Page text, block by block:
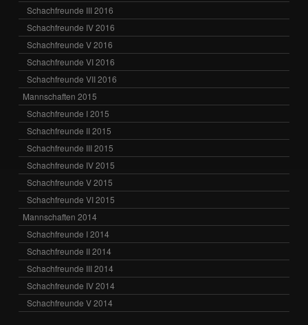
Schachfreunde III 2016
Schachfreunde IV 2016
Schachfreunde V 2016
Schachfreunde VI 2016
Schachfreunde VII 2016
Mannschaften 2015
Schachfreunde I 2015
Schachfreunde II 2015
Schachfreunde III 2015
Schachfreunde IV 2015
Schachfreunde V 2015
Schachfreunde VI 2015
Mannschaften 2014
Schachfreunde I 2014
Schachfreunde II 2014
Schachfreunde III 2014
Schachfreunde IV 2014
Schachfreunde V 2014